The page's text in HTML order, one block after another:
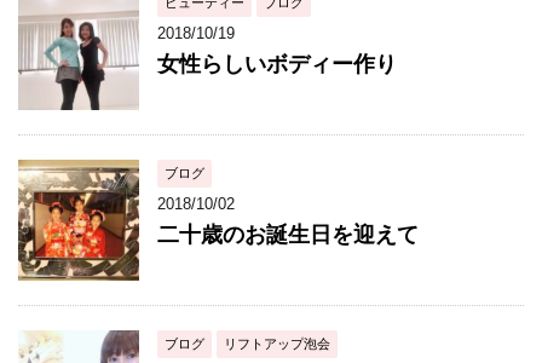
2018/10/19
女性らしいボディー作り
ブログ
2018/10/02
二十歳のお誕生日を迎えて
ブログ リフトアップ泡会